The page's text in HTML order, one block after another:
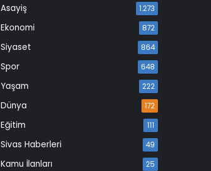
Asayiş 1.273
Ekonomi 872
Siyaset 864
Spor 648
Yaşam 222
Dünya 172
Eğitim 111
Sivas Haberleri 49
Kamu İlanları 25